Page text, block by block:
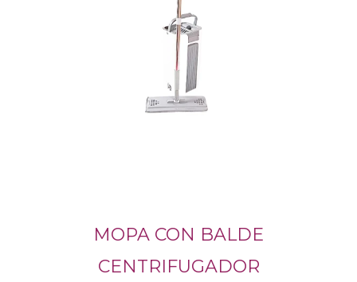
MOPA CON BALDE
CENTRIFUGADOR